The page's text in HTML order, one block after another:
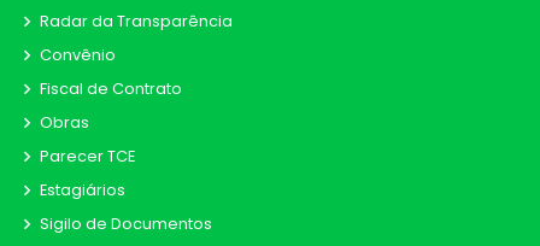
Radar da Transparência
Convênio
Fiscal de Contrato
Obras
Parecer TCE
Estagiários
Sigilo de Documentos